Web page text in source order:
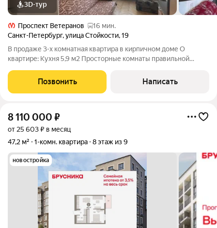
3D-тур
Проспект Ветеранов
16 мин.
Санкт-Петербург,улица Стойкости,19
В продаже 3-х комнатная квартира в кирпичном доме О
квартире: Кухня 5,9 м2 Просторные комнаты правильной
Дом теплый Хорошие соседи, везде чисто. Территория дома
благоустроена Во дворе
Позвонить Написать
8 110 000 ₽
от 25 603 ₽ в месяц
47,2 м²
1-комн. квартира 8 этаж из 9
новостройка